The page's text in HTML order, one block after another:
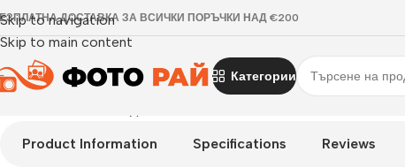
Skip to navigation
Skip to main content
ДОСТАВКА ЗА ВСИЧКИ ПОРЪЧКИ НАД €200
Категории
Product Information Specifications Reviews